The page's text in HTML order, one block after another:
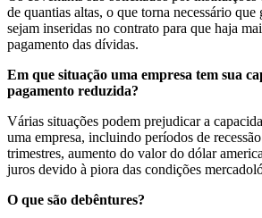
de quantias altas, o que torna necessário que
sejam inseridas no contrato para que haja
pagamento das dívidas.
Em que situação uma empresa tem sua
pagamento reduzida?
Várias situações podem prejudicar a
uma empresa, incluindo períodos de
trimestres, aumento do valor do dólar
juros devido à piora das condições
O que são debêntures?